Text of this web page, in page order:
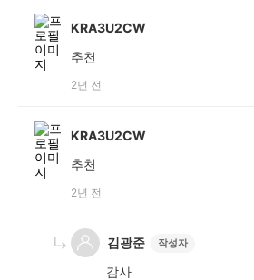
KRA3U2CW
추천
2년 전
KRA3U2CW
추천
2년 전
김광준 작성자
감사